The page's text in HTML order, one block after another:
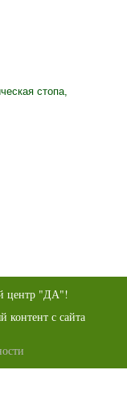
стопа,
центр "ДА"!
контент с сайта